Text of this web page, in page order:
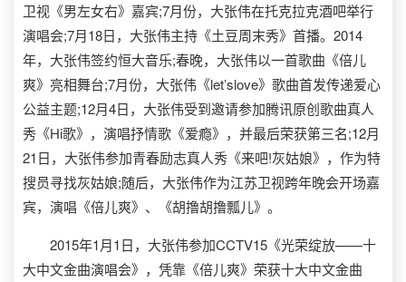
卫视《男左女右》嘉宾;7月份，大张伟在托克拉克酒吧举行
演唱会;7月18日，大张伟主持《土豆周末秀》首播。2014
年，大张伟签约恒大音乐;春晚，大张伟以一首歌曲《倍儿
爽》亮相舞台;7月份，大张伟《let’slove》歌曲首发传递爱心
公益主题;12月4日，大张伟受到邀请参加腾讯原创歌曲真人
秀《Hi歌》，演唱抒情歌《爱瘾》，并最后荣获第三名;12月
21日，大张伟参加青春励志真人秀《来吧!灰姑娘》，作为特
搜员寻找灰姑娘;随后，大张伟作为江苏卫视跨年晚会开场嘉
宾，演唱《倍儿爽》、《胡撸胡撸瓢儿》。
2015年1月1日，大张伟参加CCTV15《光荣绽放——十
大中文金曲演唱会》，凭靠《倍儿爽》荣获十大中文金曲